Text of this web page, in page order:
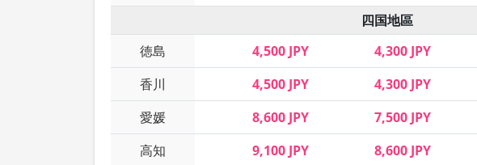
四国地區
徳島
4,500 JPY 4,300 JPY
香川
4,500 JPY 4,300 JPY
愛媛
8,600 JPY 7,500 JPY
高知
9,100 JPY 8,600 JPY